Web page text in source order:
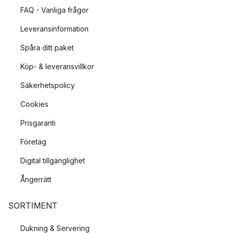
FAQ - Vanliga frågor
Leveransinformation
Spåra ditt paket
Köp- & leveransvillkor
Säkerhetspolicy
Cookies
Prisgaranti
Företag
Digital tillgänglighet
Ångerrätt
SORTIMENT
Dukning & Servering